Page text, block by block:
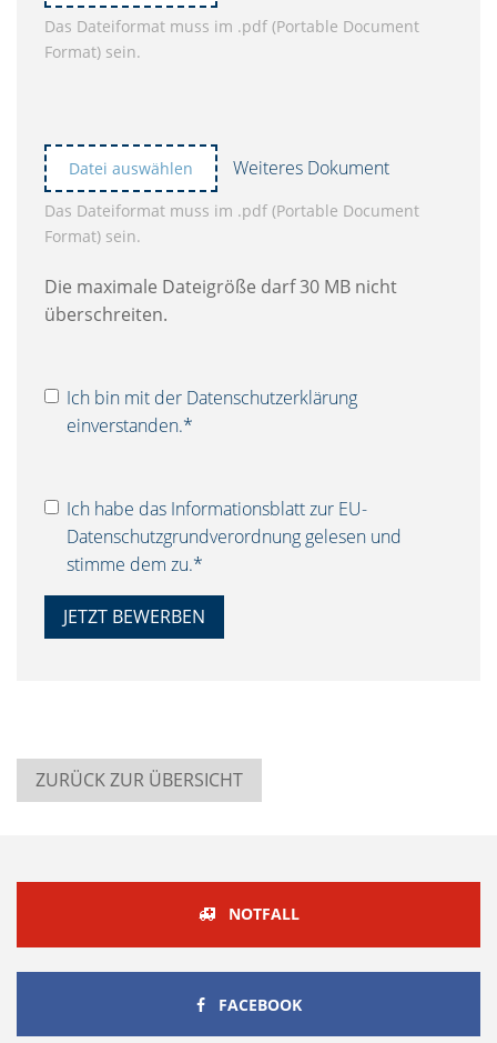
Das Dateiformat muss im .pdf (Portable Document
Format) sein.
Datei auswählen Weiteres Dokument
Das Dateiformat muss im .pdf (Portable Document
Format) sein.
Die maximale Dateigröße darf 30 MB nicht
überschreiten.
Ich bin mit der Datenschutzerklärung
einverstanden.*
Ich habe das Informationsblattzur EU-
Datenschutzgrundverordnung gelesen und
stimme dem zu.*
ZURÜCK ZUR ÜBERSICHT
NOTFALL
FACEBOOKFACEBOOK